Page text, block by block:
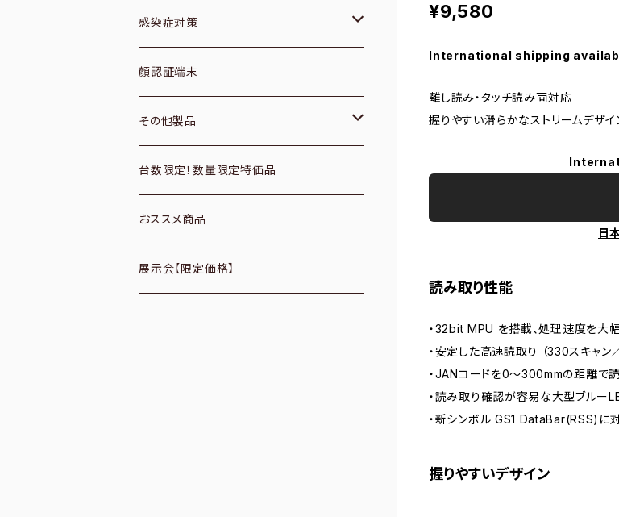
¥9,580
International shipping
離し読み・タッチ読み両対応
握りやすい滑らかなストリームデザ
日
読み取り性能
・32bit MPU を搭載、処理速度を大
・安定した高速読取り （330スキャン
・JANコードを0～300mmの距離で
・読み取り確認が容易な大型ブルー
・新シンボル GS1 DataBar(RSS)に
握りやすいデザイン
１次元／無線
２次元／有線
２次元／無線
定置式
バーコードリーダーオプション
データコレクター
ブックスキャナー
フィルムスキャナ
プレパラートスキャナ
フラットベッドスキャナ
ドキュメントスキャナ
パスポートスキャナ
感染症対策
空調機器
サーモグラフィーカメラ
CO2モニター
アルコールディスペンサー
顔認証端末
その他製品
パソコン周辺機器
パソコンアクセサリ
台数限定！数量限定特価品
おススメ商品
展示会【限定価格】